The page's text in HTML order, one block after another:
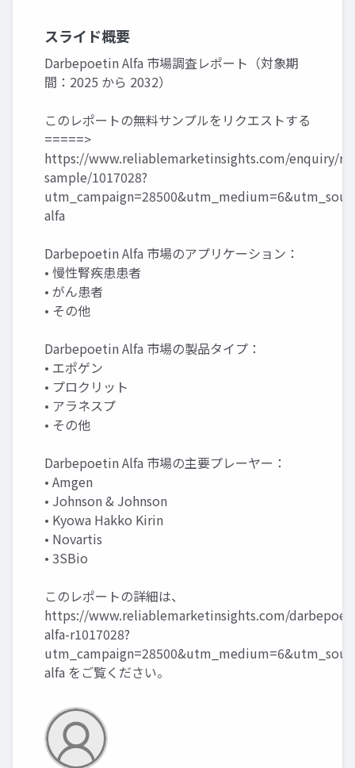
スライド概要
Darbepoetin Alfa 市場調査レポート（対象期
間：2025 から 2032）
このレポートの無料サンプルをリクエストする
=====>
https://www.reliablemarketinsights.com/enquiry/
sample/1017028?
alfa
Darbepoetin Alfa 市場のアプリケーション：
• 慢性腎疾患患者
• がん患者
• その他
Darbepoetin Alfa 市場の製品タイプ：
• エポゲン
• プロクリット
• アラネスプ
• その他
Darbepoetin Alfa 市場の主要プレーヤー：
• Amgen
• Johnson & Johnson
• Kyowa Hakko Kirin
• Novartis
• 3SBio
このレポートの詳細は、
https://www.reliablemarketinsights.com/
alfa-r1017028?
alfa をご覧ください。